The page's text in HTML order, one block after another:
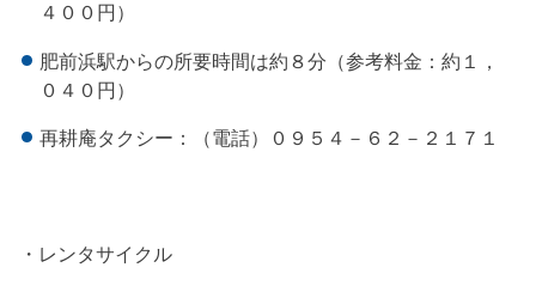
４００円）
肥前浜駅からの所要時間は約８分（参考料金：約１，
０４０円）
再耕庵タクシー：（電話）０９５４－６２－２１７１
・レンタサイクル